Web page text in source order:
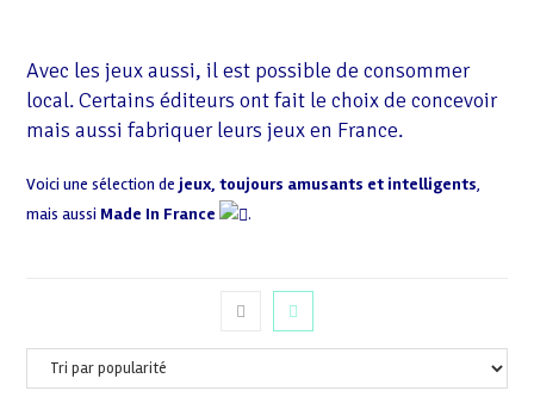
Avec les jeux aussi, il est possible de consommer
local. Certains éditeurs ont fait le choix de concevoir
mais aussi fabriquer leurs jeux en France.
Voici une sélection de jeux, toujours amusants et intelligents,
mais aussi Made In France .